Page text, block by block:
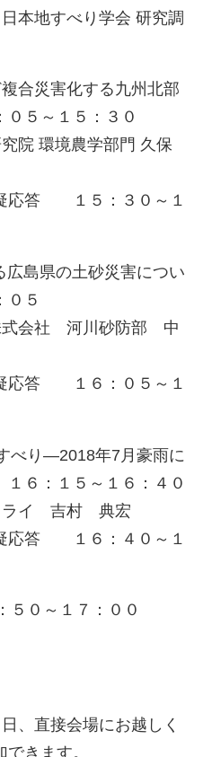
すべり学会 研究調
合災害化する九州北部
５～１５：３０
環境農学部門 久保
：３０～１
島県の土砂災害につい
５
社 河川砂防部 中
：０５～１
べり―2018年7月豪雨に
６：１５～１６：４０
イ 吉村 典宏
：４０～１
０～１７：００
、直接会場にお越しく
きます。